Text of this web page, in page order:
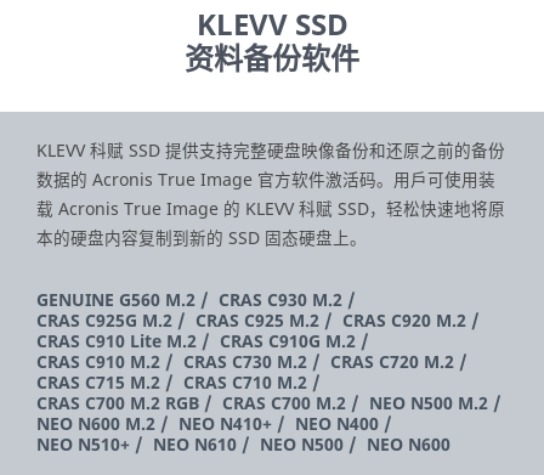
KLEVV SSD
资料备份软件
KLEVV 科赋 SSD 提供支持完整硬盘映像备份和还原之前的备份
数据的 Acronis True Image 官方软件激活码。用戶可使用装
载 Acronis True Image 的 KLEVV 科赋 SSD，轻松快速地将原
本的硬盘内容复制到新的 SSD 固态硬盘上。
GENUINE G560 M.2
CRAS C930 M.2
CRAS C925G M.2
CRAS C925 M.2
CRAS C920 M.2
CRAS C910 Lite M.2
CRAS C910G M.2
CRAS C910 M.2
CRAS C730 M.2
CRAS C720 M.2
CRAS C715 M.2
CRAS C710 M.2
CRAS C700 M.2 RGB
CRAS C700 M.2
NEO N500 M.2
NEO N600 M.2
NEO N410+
NEO N400
NEO N510+
NEO N610 NEO N500 NEO N600